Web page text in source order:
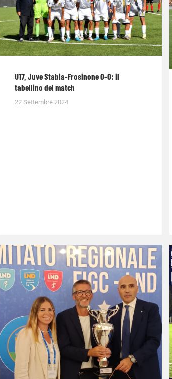
U17, Juve Stabia-Frosinone 0-0: il
tabellino del match
22 Settembre 2024